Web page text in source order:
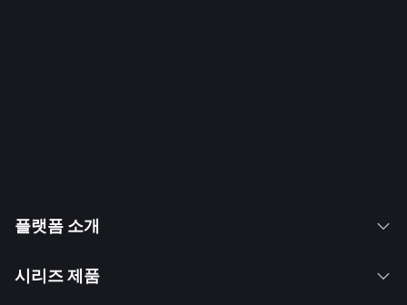
플랫폼 소개
시리즈 제품